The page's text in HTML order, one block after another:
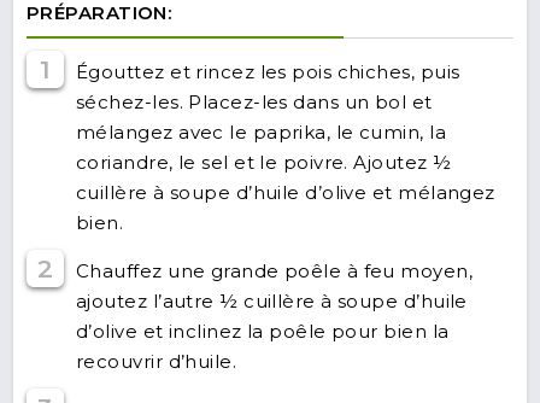
PRÉPARATION:
1
Égouttez et rincez les pois chiches, puis
séchez-les. Placez-les dans un bol et
mélangez avec le paprika, le cumin, la
coriandre, le sel et le poivre. Ajoutez ½
cuillère à soupe d’huile d’olive et mélangez
bien.
2
Chauffez une grande poêle à feu moyen,
ajoutez l’autre ½ cuillère à soupe d’huile
d’olive et inclinez la poêle pour bien la
recouvrir d’huile.